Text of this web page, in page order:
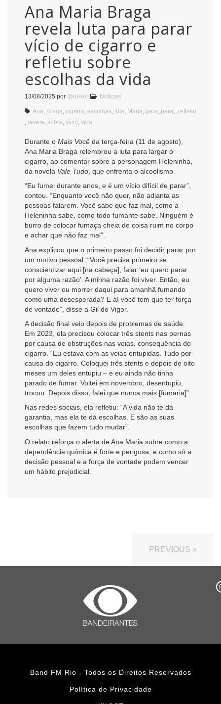
Ana Maria Braga
revela luta para parar
vício de cigarro e
refletiu sobre
escolhas da vida
13/08/2025 por @uHost Notícias
Ana Braga cigarro escolhas luta Maria para parar refletiu
revela sobre vício vida
Durante o Mais Você da terça-feira (11 de agosto),
Ana Maria Braga relembrou a luta para largar o
cigarro, ao comentar sobre a personagem Heleninha,
da novela Vale Tudo , que enfrenta o alcoolismo.
“Eu fumei durante anos, e é um vício difícil de parar”,
contou. “Enquanto você não quer, não adianta as
pessoas falarem. Você sabe que faz mal, como a
Heleninha sabe, como todo fumante sabe. Ninguém é
burro de colocar fumaça cheia de coisa ruim no corpo
e achar que não faz mal”.
Ana explicou que o primeiro passo foi decidir parar por
um motivo pessoal: “Você precisa primeiro se
conscientizar aqui [na cabeça], falar ‘eu quero parar
por alguma razão’. A minha razão foi viver. Então, eu
quero viver ou morrer daqui para amanhã fumando
como uma desesperada? E aí você tem que ter força
de vontade”, disse a Gil do Vigor.
A decisão final veio depois de problemas de saúde.
Em 2023, ela precisou colocar três stents nas pernas
por causa de obstruções nas veias, consequência do
cigarro. “Eu estava com as veias entupidas. Tudo por
causa do cigarro. Coloquei três stents e depois de oito
meses um deles entupiu – e eu ainda não tinha
parado de fumar. Voltei em novembro, desentupiu,
trocou. Depois disso, falei que nunca mais [fumaria]”.
Nas redes sociais, ela refletiu: “A vida não te dá
garantia, mas ela te dá escolhas. E são as suas
escolhas que fazem tudo mudar”.
O relato reforça o alerta de Ana Maria sobre como a
dependência química é forte e perigosa, e como só a
decisão pessoal e a força de vontade podem vencer
um hábito prejudicial.
PREVIOUS »
Band FM Rio - Todos os Direitos Reservados
Política de Privacidade